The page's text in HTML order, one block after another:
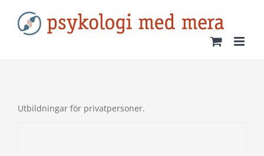
innehållet
Utbildningar för privatpersoner.